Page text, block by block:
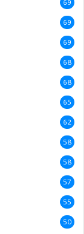
69
69
69
68
68
65
62
58
58
57
55
50